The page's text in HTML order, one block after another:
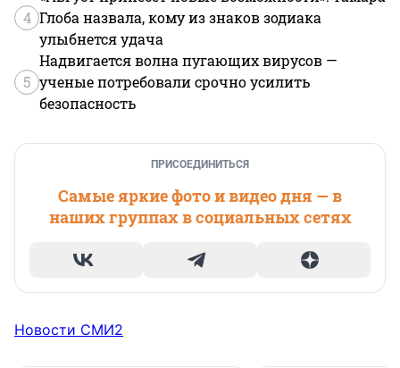
4 Глоба назвала, кому из знаков зодиака
улыбнется удача
5
Надвигается волна пугающих вирусов —
ученые потребовали срочно усилить
безопасность
ПРИСОЕДИНИТЬСЯ
Самые яркие фото и видео дня — в
наших группах в социальных сетях
Новости СМИ2